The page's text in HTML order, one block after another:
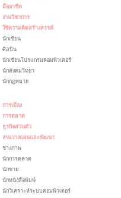
มืออาชีพ
งานวิชาการ
ใช้ความคิดสร้างสรรค์
นักเขียน
ศิลปิน
นักเขียนโปรแกรมคอมพิวเตอร์
นักสังคมวิทยา
นักกฏหมาย
การเมือง
การตลาด
ธุรกิจส่วนตัว
งานวางแผนและพัฒนา
ช่างภาพ
นักการตลาด
นักขาย
นักหนังสือพิมพ์
นักวิเคราะห์ระบบคอมพิวเตอร์